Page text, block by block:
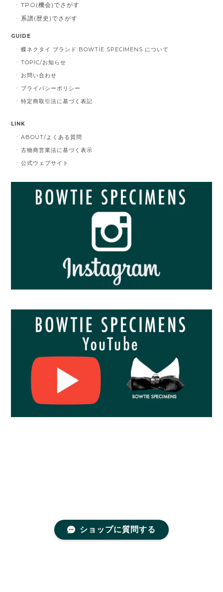
TPO(機会)でさがす
系譜(歴史)でさがす
GUIDE
蝶ネクタイ ブランド BOWTIE SPECIMENS について
TOPIC/お知らせ
お問い合わせ
プライバシーポリシー
特定商取引法に基づく表記
LINK
ABOUT/よくある質問
古物商営業法に基づく表示
公式ウェブサイト
ショップに質問する